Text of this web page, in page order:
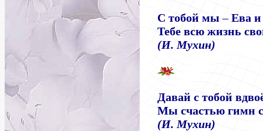
С тобой мы–Ева
Тебе всю жизнь
(И. Мухин)
Давай с тобой
Мы счастью гимн
(И. Мухин)